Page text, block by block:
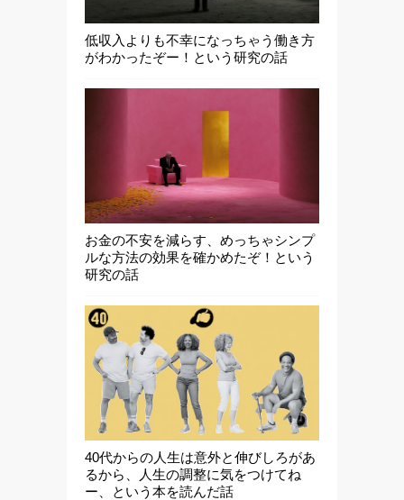
低収入よりも不幸になっちゃう働き方
がわかったぞー！という研究の話
お金の不安を減らす、めっちゃシンプ
ルな方法の効果を確かめたぞ！という
研究の話
40代からの人生は意外と伸びしろがあ
るから、人生の調整に気をつけてね
ー、という本を読んだ話